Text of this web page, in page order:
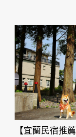
【宜蘭民宿推